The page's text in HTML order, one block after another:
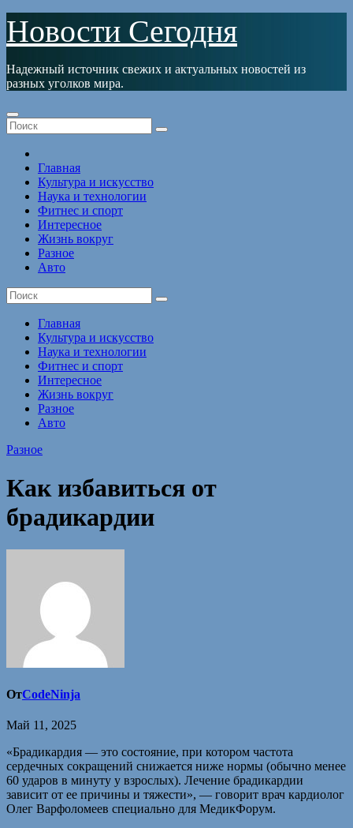
Перейти
содержимому
Новости Сегодня
Надежный источник свежих и актуальных новостей из
разных уголков мира.
Главная
Культура и искусство
Наука и технологии
Фитнес и спорт
Интересное
Жизнь вокруг
Разное
Авто
Главная
Культура и искусство
Наука и технологии
Фитнес и спорт
Интересное
Жизнь вокруг
Разное
Авто
Разное
Как избавиться от
брадикардии
ОтCodeNinja
Май 11, 2025
«Брадикардия — это состояние, при котором частота
сердечных сокращений снижается ниже нормы (обычно менее
60 ударов в минуту у взрослых). Лечение брадикардии
зависит от ее причины и тяжести», — говорит врач кардиолог
Олег Варфоломеев специально для МедикФорум.